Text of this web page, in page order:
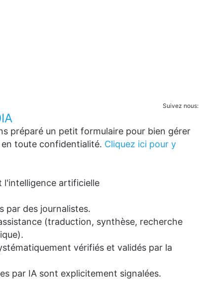
Suivez nous:
préparé un petit formulaire pour bien gérer
toute confidentialité. Cliquez ici pour y
l'intelligence artificielle
par des journalistes.
(traduction, synthèse, recherche
vérifiés et validés par la
par IA sont explicitement signalées.